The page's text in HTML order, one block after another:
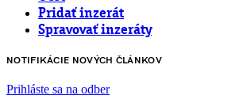
Pridať inzerát
Spravovať inzeráty
NOTIFIKÁCIE NOVÝCH ČLÁNKOV
Prihláste sa na odber